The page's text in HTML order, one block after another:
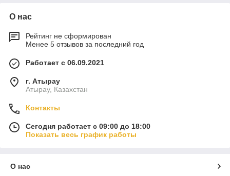
О нас
Рейтинг не сформирован
Менее 5 отзывов за последний год
Работает с 06.09.2021
г. Атырау
Атырау, Казахстан
Контакты
Сегодня работает с 09:00 до 18:00
Показать весь график работы
О нас